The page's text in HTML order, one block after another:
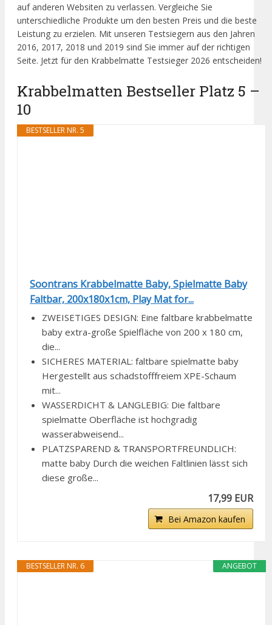
auf anderen Websiten zu verlassen. Vergleiche Sie
unterschiedliche Produkte um den besten Preis und die beste
Leistung zu erzielen. Mit unseren Testsiegern aus den Jahren
2016, 2017, 2018 und 2019 sind Sie immer auf der richtigen
Seite. Jetzt für den Krabbelmatte Testsieger 2026 entscheiden!
Krabbelmatten Bestseller Platz 5 –
10
BESTSELLER NR. 5
Soontrans Krabbelmatte Baby, Spielmatte Baby
Faltbar, 200x180x1cm, Play Mat for...
ZWEISETIGES DESIGN: Eine faltbare krabbelmatte
baby extra-große Spielfläche von 200 x 180 cm,
die...
SICHERES MATERIAL: faltbare spielmatte baby
Hergestellt aus schadstofffreiem XPE-Schaum
mit...
WASSERDICHT & LANGLEBIG: Die faltbare
spielmatte Oberfläche ist hochgradig
wasserabweisend...
PLATZSPAREND & TRANSPORTFREUNDLICH:
matte baby Durch die weichen Faltlinien lässt sich
diese große...
17,99 EUR
Bei Amazon kaufen
ANGEBOT
BESTSELLER NR. 6